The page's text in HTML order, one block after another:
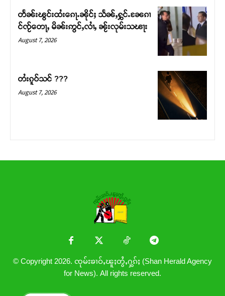
တႃႇႁႂ်ႈသဵင်ၵၢင်ၸႂ်ၵူၼ်းမိူင်း ၵူႈတီႈၵူႈလႅၼ်ပေႃးတေၸွ
တ်ႇ တူဝ်ႈလုမ်ႈၾႃႉၼၼ်ႉ ၶဝ်ႈႁူမ်ႈၵမ်ႉထႅမ် ၸုမ်းၶၢ
ဝ်ႇၽူႈတွႆႇႁွၵ်ႈ လႆႈယူႇၶႃႈဢေႃႈ။
တႅၼ်းၽွင်းထႆးၵေႃႉၼိုင်ႈ သႅၼ်ႇႁွင်ႉၼႄၵၢ
င်ၸႂ်တေႃႇ မိၼ်းဢွင်ႇလၢႆႇ ၼႂ်းလုမ်းသၽႃး
August 7, 2026
တႆးၵူဝ်သင် ???
August 7, 2026
© Copyright 2026. ၸုမ်းၶၢဝ်ႇၽူႈတွႆႇႁွၵ်ႈ (Shan Herald Agency
for News). All rights reserved.